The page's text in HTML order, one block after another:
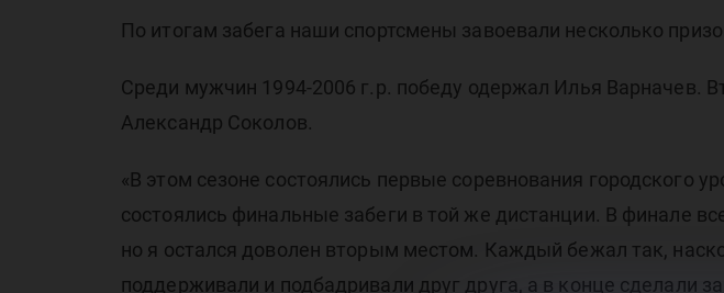
По итогам забега наши спортсмены завоевали несколько
Среди мужчин 1994-2006 г.р. победу одержал Илья Варначев.
Александр Соколов.
«В этом сезоне состоялись первые соревнования городского
состоялись финальные забеги в той же дистанции. В финале
но я остался доволен вторым местом. Каждый бежал так,
поддерживали и подбадривали друг друга, а в конце сделали